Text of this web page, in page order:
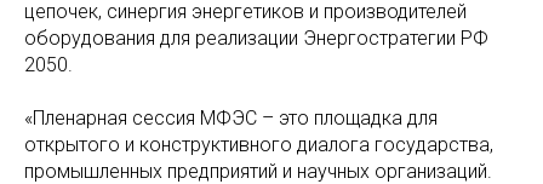
цепочек, синергия энергетиков и производителей
оборудования для реализации Энергостратегии РФ
2050.
«Пленарная сессия МФЭС – это площадка для
открытого и конструктивного диалога государства,
промышленных предприятий и научных организаций.